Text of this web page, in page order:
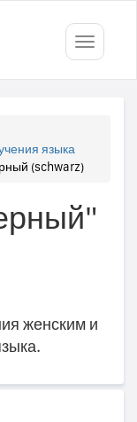
Toggle
языка
(schwarz)
женским и